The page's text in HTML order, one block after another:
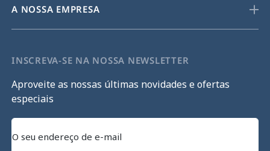
A NOSSA EMPRESA
INSCREVA-SE NA NOSSA NEWSLETTER
Aproveite as nossas últimas novidades e ofertas
especiais